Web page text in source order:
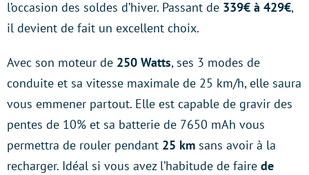
l’occasion des soldes d’hiver. Passant de 339€ à 429€,
il devient de fait un excellent choix.
Avec son moteur de 250 Watts, ses 3 modes de
conduite et sa vitesse maximale de 25 km/h, elle saura
vous emmener partout. Elle est capable de gravir des
pentes de 10% et sa batterie de 7650 mAh vous
permettra de rouler pendant 25 km sans avoir à la
recharger. Idéal si vous avez l’habitude de faire de